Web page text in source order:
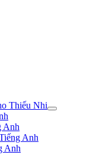
Thiếu Nhi
Anh
Anh
Anh